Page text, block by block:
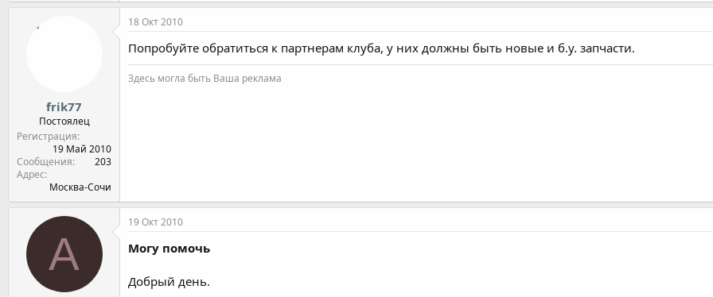
frik77
Постоялец
Регистрация
19 Май 2010
Сообщения
203
Адрес
Москва-Сочи
18 Окт 2010
Попробуйте обратиться к партнерам клуба, у них должны быть новые и б.у. запчасти.
Здесь могла быть Ваша реклама
A
19 Окт 2010
Могу помочь
Добрый день.